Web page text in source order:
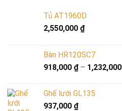
Tủ AT1960D
2,550,000 ₫
Bàn HR120SC7
918,000 ₫– 1,232,000
Ghế lưới GL135
937,000 ₫